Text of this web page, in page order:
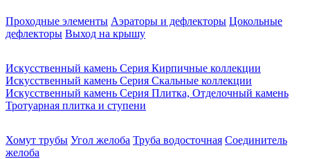
Проходные элементы Аэраторы и дефлекторы Цокольные
дефлекторы Выход на крышу
Искусственный камень Серия Кирпичные коллекции
Искусственный камень Серия Скальные коллекции
Искусственный камень Серия Плитка, Отделочный камень
Тротуарная плитка и ступени
Хомут трубы Угол желоба Труба водосточная Соединитель
желоба